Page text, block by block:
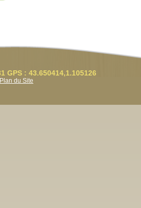
GPS : 43.650414,1.105126
Plan du Site